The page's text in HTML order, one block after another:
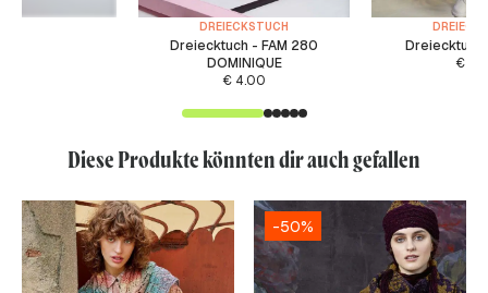
DREIECKSTUCH
Dreiecktuch - FAM 280
DOMINIQUE
€ 4.00
Dreiecktuch
€
Diese Produkte könnten dir auch gefallen
-50%